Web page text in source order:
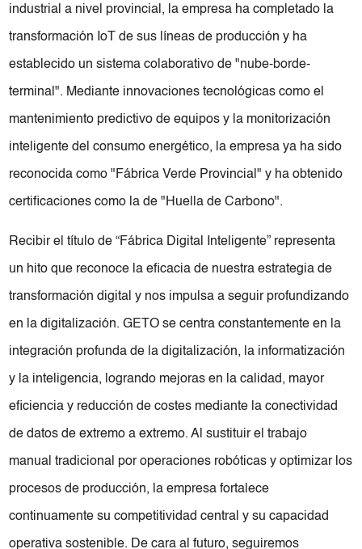
industrial a nivel provincial, la empresa ha completado la
transformación IoT de sus líneas de producción y ha
establecido un sistema colaborativo de "nube-borde-
terminal". Mediante innovaciones tecnológicas como el
mantenimiento predictivo de equipos y la monitorización
inteligente del consumo energético, la empresa ya ha sido
reconocida como "Fábrica Verde Provincial" y ha obtenido
certificaciones como la de "Huella de Carbono".
Recibir el título de “Fábrica Digital Inteligente” representa
un hito que reconoce la eficacia de nuestra estrategia de
transformación digital y nos impulsa a seguir profundizando
en la digitalización. GETO se centra constantemente en la
integración profunda de la digitalización, la informatización
y la inteligencia, logrando mejoras en la calidad, mayor
eficiencia y reducción de costes mediante la conectividad
de datos de extremo a extremo. Al sustituir el trabajo
manual tradicional por operaciones robóticas y optimizar los
procesos de producción, la empresa fortalece
continuamente su competitividad central y su capacidad
operativa sostenible. De cara al futuro, seguiremos